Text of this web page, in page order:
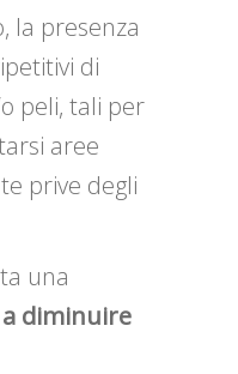
la presenza
di
peli, tali per
aree
prive degli
una
diminuire